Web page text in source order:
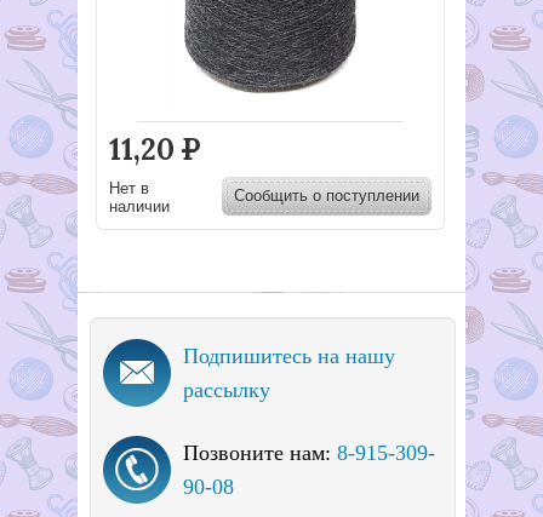
11,20 Р
Нет в
наличии
Сообщить о поступлении
Подпишитесь на нашу
рассылку
Позвоните нам: 8-915-309-
90-08